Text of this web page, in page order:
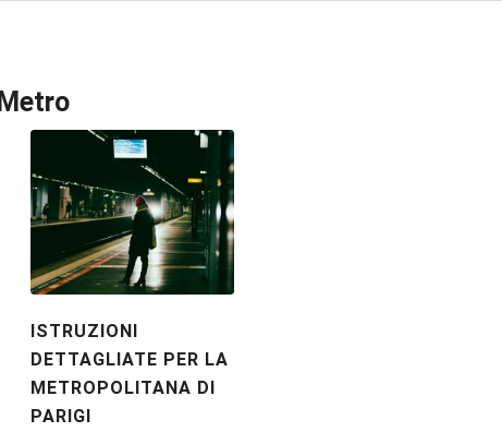
Metro
ISTRUZIONI
DETTAGLIATE PER LA
METROPOLITANA DI
PARIGI